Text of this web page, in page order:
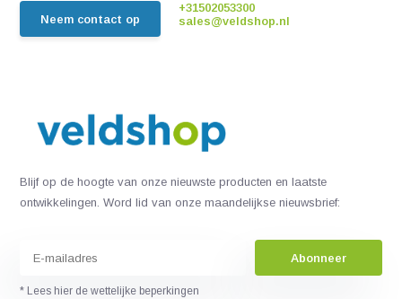
Neem contact op
+31502053300
sales@veldshop.nl
Blijf op de hoogte van onze nieuwste producten en laatste
ontwikkelingen. Word lid van onze maandelijkse nieuwsbrief:
Abonneer
* Lees hier de wettelijke beperkingen